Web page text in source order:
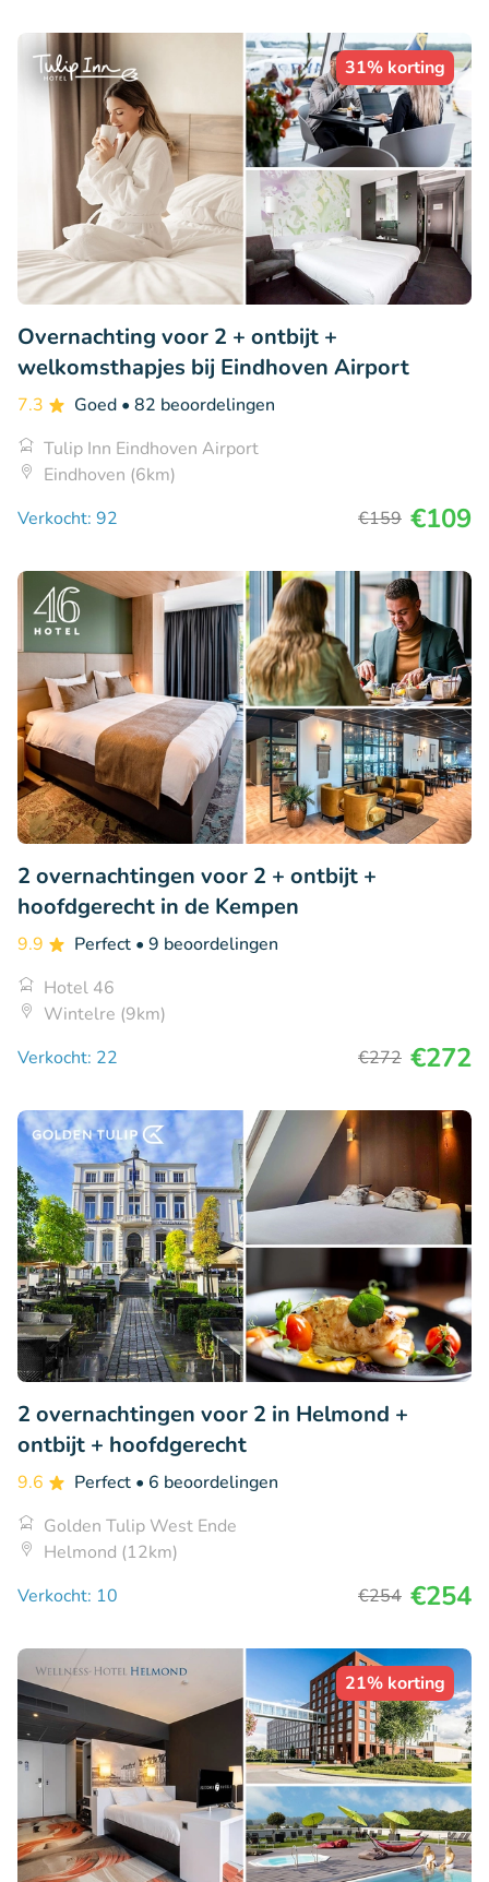
31% korting
Overnachting voor 2 + ontbijt +
welkomsthapjes bij Eindhoven Airport
7.3 Goed • 82 beoordelingen
Tulip Inn Eindhoven Airport
Eindhoven (6km)
Verkocht: 92
€159 €109
2 overnachtingen voor 2 + ontbijt +
hoofdgerecht in de Kempen
9.9 Perfect • 9 beoordelingen
Hotel 46
Wintelre (9km)
Verkocht: 22
€272 €272
2 overnachtingen voor 2 in Helmond +
ontbijt + hoofdgerecht
9.6 Perfect • 6 beoordelingen
Golden Tulip West Ende
Helmond (12km)
Verkocht: 10
€254 €254
21% korting